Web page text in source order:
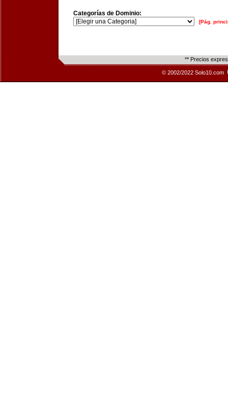
Categorías de Dominio:
[Pág.
** Precios
© 2002/2022 Solo10.com